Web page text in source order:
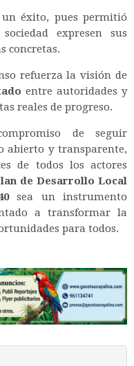
éxito, pues permitió
expresen sus
concretas.
refuerza la visión de
entre autoridades y
reales de progreso.
de seguir
abierto y transparente,
de todos los actores
de Desarrollo Local
sea un instrumento
a transformar la
para todos.